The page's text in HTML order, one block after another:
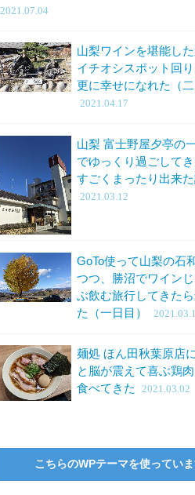
2021.07.04
山梨ワインを堪能した
イチオシスポット回
更に幸せになれた（二
2021.04.17
山梨 富士野屋夕亭の
でゆっくり過ごして
すごくまったり出来
2021.03.12
GoTo使って山梨の石
つつ、勝沼でワイン
ぶ飲む旅行してきた
た（一日目）
麺処 ほん田秋葉原店
と脳が震えて喜ぶ鶏
食べてきた
2021.03.02
こちらのWPテーマを使っていま